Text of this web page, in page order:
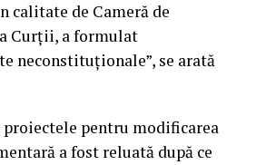
calitate de Cameră de
Curţii, a formulat
neconstituţionale”, se arată
pentru modificarea
a fost reluată după ce